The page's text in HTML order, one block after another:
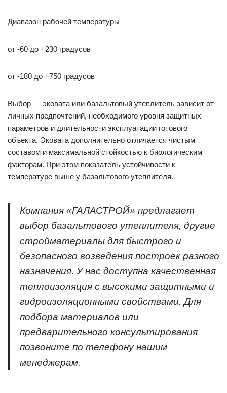
Диапазон рабочей температуры
от -60 до +230 градусов
от -180 до +750 градусов
Выбор — эковата или базальтовый утеплитель зависит от
личных предпочтений, необходимого уровня защитных
параметров и длительности эксплуатации готового
объекта. Эковата дополнительно отличается чистым
составом и максимальной стойкостью к биологическим
факторам. При этом показатель устойчивости к
температуре выше у базальтового утеплителя.
Компания «ГАЛАСТРОЙ» предлагает
выбор базальтового утеплителя, другие
стройматериалы для быстрого и
безопасного возведения построек разного
назначения. У нас доступна качественная
теплоизоляция с высокими защитными и
гидроизоляционными свойствами. Для
подбора материалов или
предварительного консультирования
позвоните по телефону нашим
менеджерам.